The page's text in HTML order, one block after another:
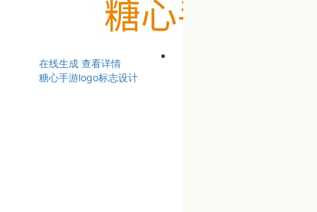
在线生成 查看详情
糖心手游logo标志设计